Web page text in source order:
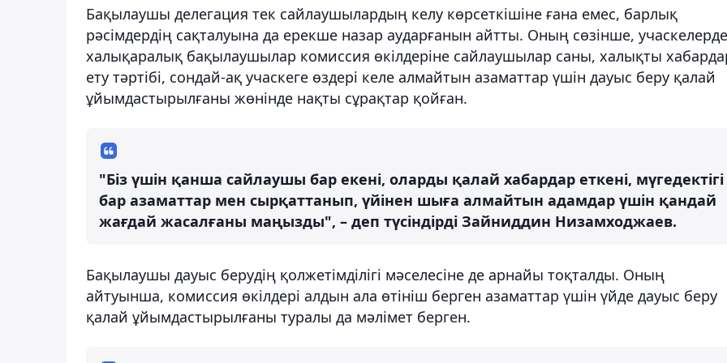
Бақылаушы делегация тек сайлаушылардың келу көрсеткішіне ғана емес, барлық
рәсімдердің сақталуына да ерекше назар аударғанын айтты. Оның сөзінше, учаскелерде
халықаралық бақылаушылар комиссия өкілдеріне сайлаушылар саны, халықты
ету тәртібі, сондай-ақ учаскеге өздері келе алмайтын азаматтар үшін дауыс беру қалай
ұйымдастырылғаны жөнінде нақты сұрақтар қойған.
"Біз үшін қанша сайлаушы бар екені, оларды қалай хабардар еткені, мүгедектігі
бар азаматтар мен сырқаттанып, үйінен шыға алмайтын адамдар үшін қандай
жағдай жасалғаны маңызды", – деп түсіндірді Зайниддин Низамходжаев.
Бақылаушы дауыс берудің қолжетімділігі мәселесіне де арнайы тоқталды. Оның
айтуынша, комиссия өкілдері алдын ала өтініш берген азаматтар үшін үйде дауыс беру
қалай ұйымдастырылғаны туралы да мәлімет берген.